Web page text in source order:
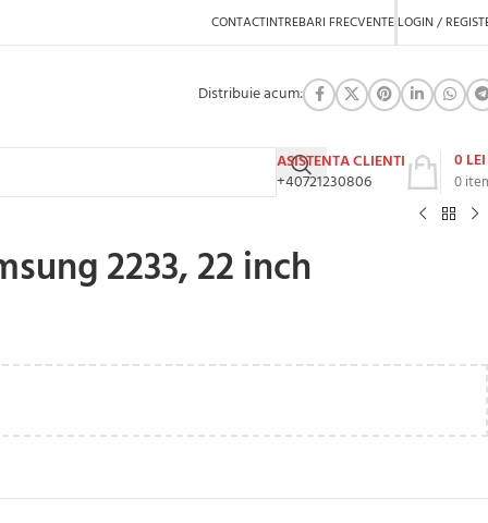
CONTACTINTREBARI FRECVENTE LOGIN /
Distribuie acum:
ASISTENTA CLIENTI
+40721230806
0
0 LEI
2233, 22 inch